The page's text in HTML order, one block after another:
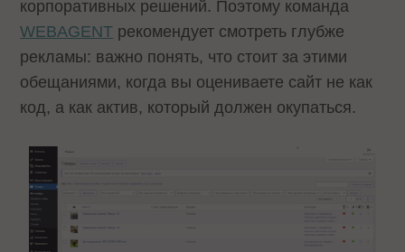
корпоративных решений. Поэтому команда
WEBAGENT рекомендует смотреть глубже
рекламы: важно понять, что стоит за этими
обещаниями, когда вы оцениваете сайт не как
код, а как актив, который должен окупаться.